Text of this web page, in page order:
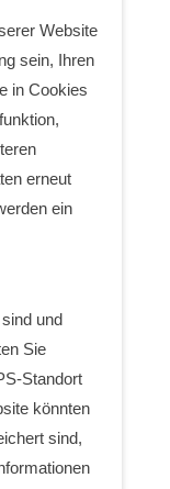
Website
sein, Ihren
in Cookies
erneut
ein
und
Sie
Standort
könnten
sind,